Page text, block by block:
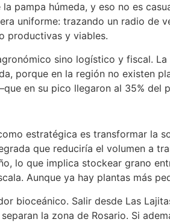
pampa húmeda, y eso no es
uniforme: trazando un radio de
productivas y viables.
sino logístico y fiscal.
porque en la región no existen
en su pico llegaron al 35%
estratégica es transformar
que reduciría el volumen a
lo que implica stockear grano
Aunque ya hay plantas más
bioceánico. Salir desde Las
la zona de Rosario. Si